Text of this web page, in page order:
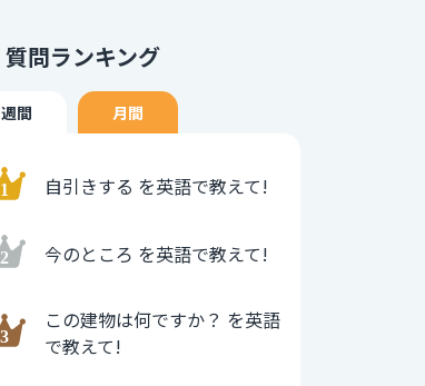
質問ランキング
週間 月間
自引きする を英語で教えて!
今のところ を英語で教えて!
この建物は何ですか？ を英語
で教えて!